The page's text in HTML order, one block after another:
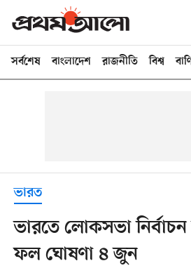
সর্বশেষ বাংলাদেশ রাজনীতি বিশ্ব
ভারত
ভারতে লোকসভা
ফল ঘোষণা ৪ জুন